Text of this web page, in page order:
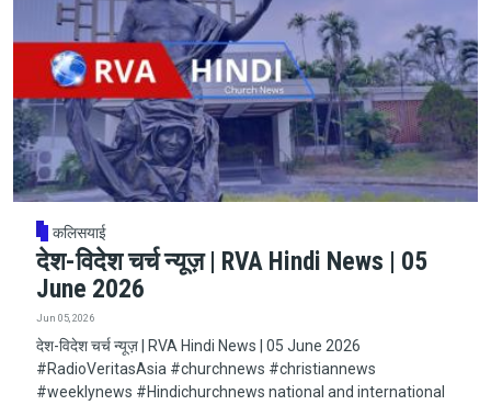
कलिसयाई
देश-विदेश चर्च न्यूज़ | RVA Hindi News | 05
June 2026
Jun 05, 2026
देश-विदेश चर्च न्यूज़ | RVA Hindi News | 05 June 2026
#RadioVeritasAsia​​​​​ #churchnews​​​​​ #christiannews​​​​​
#weeklynews​ #Hindichurchnews national and international